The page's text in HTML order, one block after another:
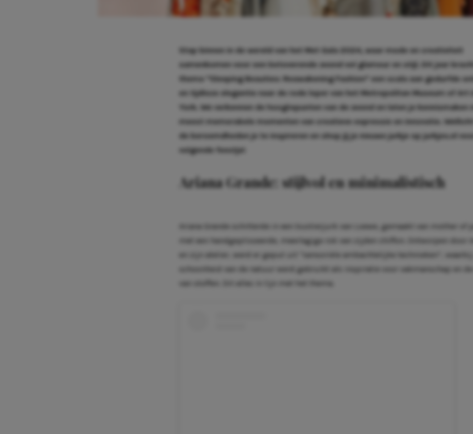
Stap binnen in de wereld van het Met Gala 2024, waar mode en creativiteit
samenkomen voor een betoverende avond vol glamour en stijl. Dit jaar
thema “Sleeping Beauties: Reawakening Fashion” een scala aan gedurfde
en tijdloze elegantie naar de rode loper van het Metropolitan Museum of Art
York. We verkennen de hoogtepunten van de avond en laten je kennismaken
meest memorabele momenten van creatieve expressie en innovatie.
de beroemdheden je te inspireren en shop jij je nieuwe jurkje op jurkjes.nl
volgende feestje!
Ariana Grande: stijlvol en minimalistisch
Ariana Grande schitterde in een bustierjurk van Loewe, gemaakt van mother of
met een handgeplisseerde, meerlagige rok van zijden chiffon. Ontworpen door
en zijn atelier, werd er geput uit “sensoriële ambachtelijke technieken”, waarbij
schoonheid van de natuur werd gebruikt als inspiratie voor vakmanschap en de